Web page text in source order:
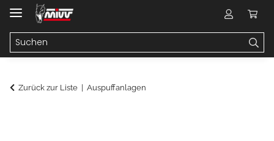
Zurück zur Liste Auspuffanlagen